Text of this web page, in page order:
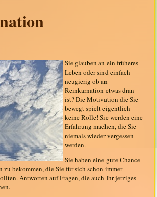
Sie glauben an ein früheres
Leben oder sind einfach
neugierig ob an
Reinkarnation etwas dran
ist? Die Motivation die Sie
bewegt spielt eigentlich
keine Rolle! Sie werden eine
Erfahrung machen, die Sie
niemals wieder vergessen
werden.
Sie haben eine gute Chance
zu bekommen, die Sie für sich schon immer
Antworten auf Fragen, die auch Ihr jetziges